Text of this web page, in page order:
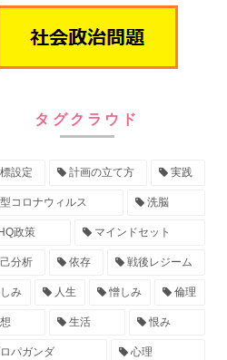
タグクラウド
設定 計画の立て方 実践
コロナウィルス 洗脳
政策 マインドセット
分析 依存 戦後レジーム
み 人生 憎しみ 倫理
生活 恨み
パガンダ 心理